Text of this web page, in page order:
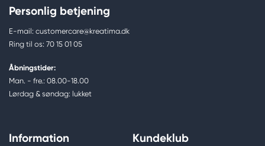
Personlig betjening
E-mail: customercare@kreatima.dk
Ring til os: 70 15 01 05
Åbningstider:
Man. - fre.: 08.00-18.00
Lørdag & søndag: lukket
Information Kundeklub